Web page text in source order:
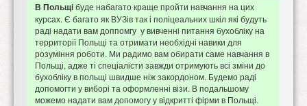
В Польщібуде набагато краще пройти навчання на цих
курсах. Є багато як ВУЗів так і поліцеальних шкіл які будуть
раді надати вам доппомгу у вивченні питання бухобліку на
территорії Польщі та отримати необхідні навики для
розуміння роботи. Ми радимо вам обирати саме навчання в
Польщі, адже ті спеціалісти завжди отримують всі зміни до
бухобліку в польщі швидше ніж закордоном. Будемо раді
допомогти у виборі та оформленні візи. В подальшому
можемо надати вам допомогу у відкритті фірми в Польщі.